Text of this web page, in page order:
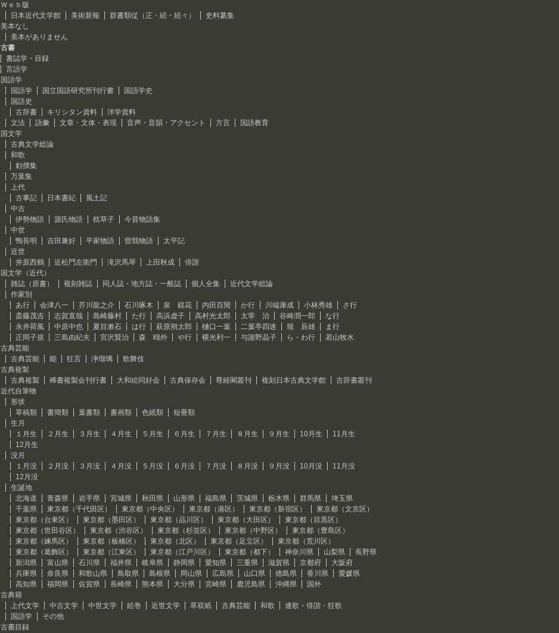
Ｗｅｂ版
日本近代文学館
美術新報 群書類従（正・続・続々）
史料纂集
美本なし
美本がありません
古書
書誌学・目録
言語学
国語学
国語学
国立国語研究所刊行書
国語学史
国語史
古辞書
キリシタン資料
洋学資料
文法
語彙 文章・文体・表現 音声・音韻・アクセント 方言
国語教育
国文学
古典文学総論
和歌
勅撰集
万葉集
上代
古事記
日本書紀
風土記
中古
伊勢物語
源氏物語 枕草子
今昔物語集
中世
鴨長明
吉田兼好 平家物語 曽我物語
太平記
近世
井原西鶴
近松門左衛門 滝沢馬琴 上田秋成
俳諧
国文学（近代）
雑誌（原書）
複刻雑誌 同人誌・地方誌・一般誌 個人全集
近代文学総論
作家別
あ行
会津八一 芥川龍之介 石川啄木 泉 鏡花 内田百閒 か行 川端康成 小林秀雄
さ行
斎藤茂吉
志賀直哉 島崎藤村 た行 高浜虚子 高村光太郎 太宰 治 谷崎潤一郎
な行
永井荷風
中原中也 夏目漱石 は行 萩原朔太郎 樋口一葉 二葉亭四迷 堀 辰雄
ま行
正岡子規
三島由紀夫 宮沢賢治 森 鴎外 や行 横光利一 与謝野晶子 ら・わ行
若山牧水
古典芸能
古典芸能
能 狂言 浄瑠璃
歌舞伎
古典複製
古典複製
稀書複製会刊行書 大和絵同好会 古典保存会 尊経閣叢刊 複刻日本古典文学館
古辞書叢刊
近代自筆物
形状
草稿類
書簡類 葉書類 書画類 色紙類
短冊類
生月
１月生
２月生 ３月生 ４月生 ５月生 ６月生 ７月生 ８月生 ９月生 10月生
11月生
12月生
没月
１月没
２月没 ３月没 ４月没 ５月没 ６月没 ７月没 ８月没 ９月没 10月没
11月没
12月没
生誕地
北海道
青森県 岩手県 宮城県 秋田県 山形県 福島県 茨城県 栃木県 群馬県
埼玉県
千葉県
東京都（千代田区） 東京都（中央区） 東京都（港区） 東京都（新宿区）
東京都（文京区）
東京都（台東区）
東京都（墨田区） 東京都（品川区） 東京都（大田区）
東京都（目黒区）
東京都（世田谷区）
東京都（渋谷区） 東京都（杉並区） 東京都（中野区）
東京都（豊島区）
東京都（練馬区）
東京都（板橋区） 東京都（北区） 東京都（足立区）
東京都（荒川区）
東京都（葛飾区）
東京都（江東区） 東京都（江戸川区） 東京都（都下） 神奈川県 山梨県
長野県
新潟県
富山県 石川県 福井県 岐阜県 静岡県 愛知県 三重県 滋賀県 京都府
大阪府
兵庫県
奈良県 和歌山県 鳥取県 島根県 岡山県 広島県 山口県 徳島県 香川県
愛媛県
高知県
福岡県 佐賀県 長崎県 熊本県 大分県 宮崎県 鹿児島県 沖縄県
国外
古典籍
上代文学
中古文学 中世文学 絵巻 近世文学 草双紙 古典芸能 和歌
連歌・俳諧・狂歌
国語学
その他
古書目録